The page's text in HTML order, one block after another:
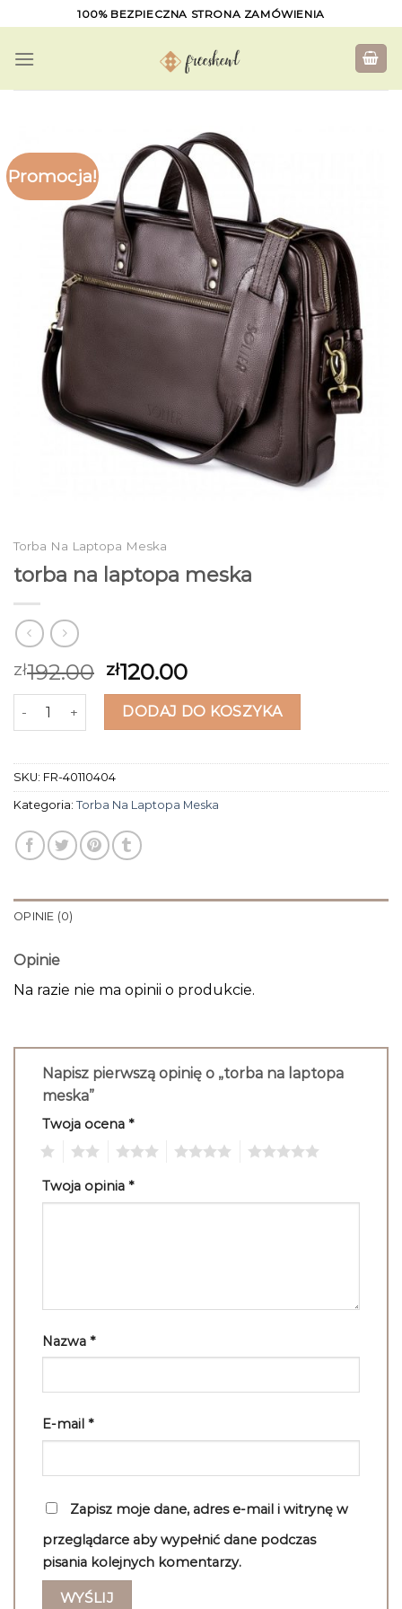
to
content
100% BEZPIECZNA STRONA ZAMÓWIENIA
Promocja!
Torba Na Laptopa Meska
torba na laptopa meska
zł192.00 zł120.00
ilość torba na laptopa meskaDODAJ DO KOSZYKA
SKU: FR-40110404
Kategoria: Torba Na Laptopa Meska
OPINIE (0)
Opinie
Na razie nie ma opinii o produkcie.
Napisz pierwszą opinię o „torba na laptopa
meska”
Twoja ocena *
Twoja opinia *
Nazwa *
E-mail *
Zapisz moje dane, adres e-mail i witrynę w
przeglądarce aby wypełnić dane podczas
pisania kolejnych komentarzy.